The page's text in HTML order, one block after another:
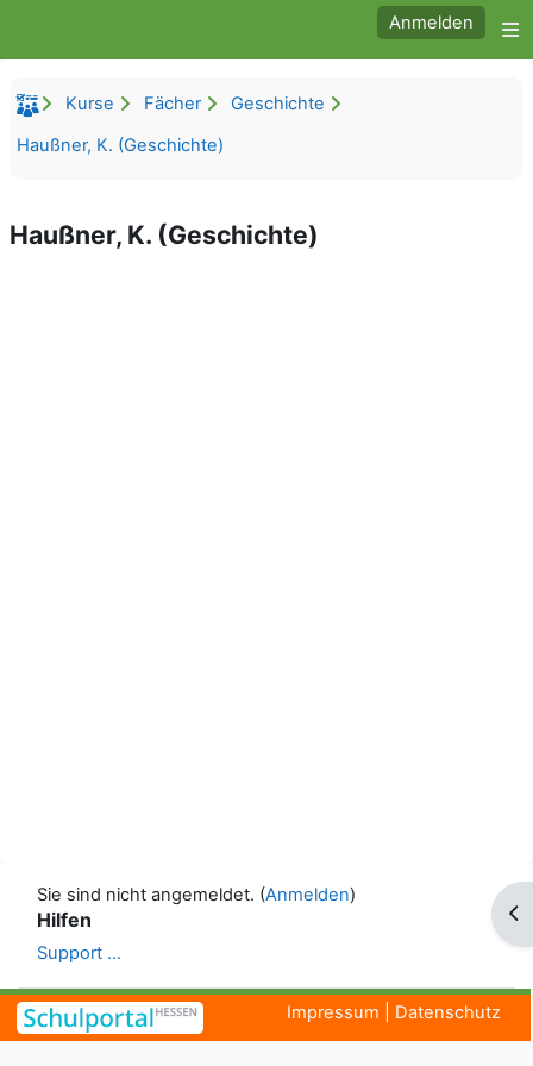
Anmelden
Kurse Fächer
Geschichte
Haußner, K. (Geschichte)
Haußner, K. (Geschichte)
Sie sind nicht angemeldet. (Anmelden)
Hilfen
Support ...
Impressum Datenschutz